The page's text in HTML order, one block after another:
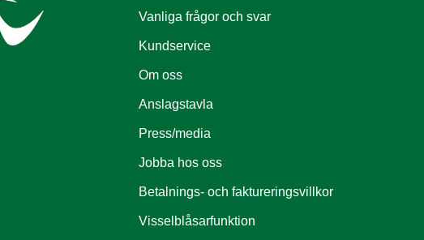
Vanliga frågor och svar
Kundservice
Om oss
Anslagstavla
Press/media
Jobba hos oss
Betalnings- och faktureringsvillkor
Visselblåsarfunktion